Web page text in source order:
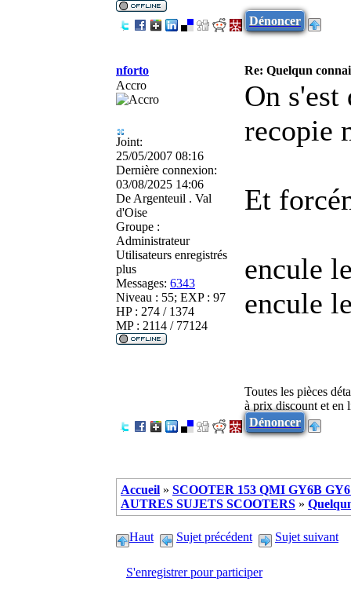
Dénoncer
nforto
Re: Quelqun
Accro
Joint:
25/05/2007 08:16
Dernière connexion:
03/08/2025 14:06
De Argenteuil . Val
d'Oise
Groupe :
Administrateur
Utilisateurs enregistrés
plus
Messages: 6343
Niveau : 55; EXP : 97
HP : 274 / 1374
MP : 2114 / 77124
On
recopie
Et
encule
encule
Toutes les pièces
à prix discount et
Dénoncer
Accueil » SCOOTER 153 QMI GY6B
AUTRES SUJETS SCOOTERS »
Haut Sujet précédent Sujet suivant
S'enregistrer pour participer